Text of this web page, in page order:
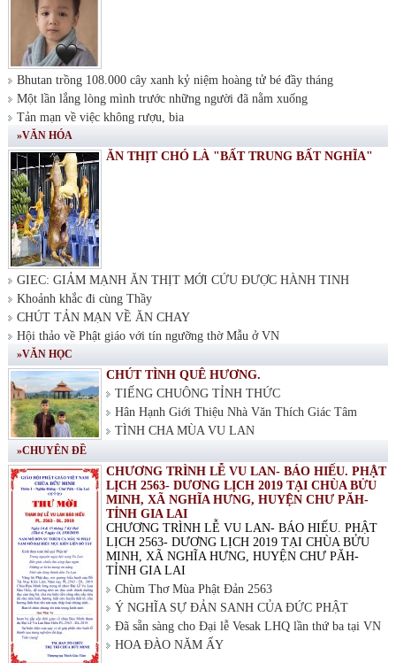
Bhutan trồng 108.000 cây xanh kỷ niệm hoàng tử bé đầy tháng
Một lần lắng lòng mình trước những người đã nằm xuống
Tản mạn về việc không rượu, bia
»VĂN HÓA
ĂN THỊT CHÓ LÀ "BẤT TRUNG BẤT NGHĨA"
GIEC: GIẢM MẠNH ĂN THỊT MỚI CỨU ĐƯỢC HÀNH TINH
Khoảnh khắc đi cùng Thầy
CHÚT TẢN MẠN VỀ ĂN CHAY
Hội thảo về Phật giáo với tín ngưỡng thờ Mẫu ở VN
»VĂN HỌC
CHÚT TÌNH QUÊ HƯƠNG.
TIẾNG CHUÔNG TỈNH THỨC
Hân Hạnh Giới Thiệu Nhà Văn Thích Giác Tâm
TÌNH CHA MÙA VU LAN
»CHUYÊN ĐỀ
CHƯƠNG TRÌNH LỄ VU LAN- BÁO HIẾU. PHẬT
LỊCH 2563- DƯƠNG LỊCH 2019 TẠI CHÙA BỬU
MINH, XÃ NGHĨA HƯNG, HUYỆN CHƯ PĂH-
TỈNH GIA LAI
CHƯƠNG TRÌNH LỄ VU LAN- BÁO HIẾU. PHẬT
LỊCH 2563- DƯƠNG LỊCH 2019 TẠI CHÙA BỬU
MINH, XÃ NGHĨA HƯNG, HUYỆN CHƯ PĂH-
TỈNH GIA LAI
Chùm Thơ Mùa Phật Đản 2563
Ý NGHĨA SỰ ĐẢN SANH CỦA ĐỨC PHẬT
Đã sẵn sàng cho Đại lễ Vesak LHQ lần thứ ba tại VN
HOA ĐÀO NĂM ẤY